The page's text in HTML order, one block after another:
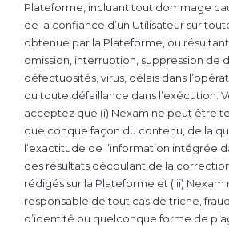
Plateforme, incluant tout dommage
de la confiance d’un Utilisateur sur
obtenue par la Plateforme, ou résultant
omission, interruption, suppression de
défectuosités, virus, délais dans
ou toute défaillance dans l’exécution.
acceptez que (i) Nexam ne peut être
quelconque façon du contenu, de la
l’exactitude de l’information intégrée
des résultats découlant de la
rédigés sur la Plateforme et (iii)
responsable de tout cas de triche,
d’identité ou quelconque forme de